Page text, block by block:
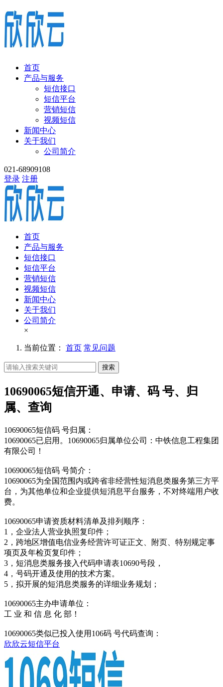
首页
产品与服务
短信接口
短信平台
营销短信
视频短信
新闻中心
关于我们
公司简介
021-68909108
登录 注册
首页
产品与服务
短信接口
短信平台
营销短信
视频短信
新闻中心
关于我们
公司简介
×
当前位置： 首页 常见问题
搜索
10690065短信开通、申请、码 号、归
属、查询
10690065短信码 号归属：
10690065已启用。10690065归属单位公司：中铁信息工程集团
有限公司！
10690065短信码 号简介：
10690065为全国范围内或跨省非经营性短消息类服务第三方平
台，为其他单位和企业提供短消息平台服务，不对终端用户收
费。
10690065申请资质材料清单及排列顺序：
1，企业法人营业执照复印件；
2，跨地区增值电信业务经营许可证正文、附页、特别规定事
项页及年检页复印件；
3，短消息类服务接入代码申请表10690号段，
4，号码开通及使用的技术方案。
5，拟开展的短消息类服务的详细业务规划；
10690065主办申请单位：
工 业 和 信 息 化 部！
10690065类似已投入使用106码 号代码查询：
欣欣云短信平台